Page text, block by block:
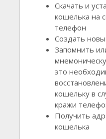
Скачать и
кошелька на
телефон
Создать
Запомнить
это
кошельку в
кражи
Получить
кошелька